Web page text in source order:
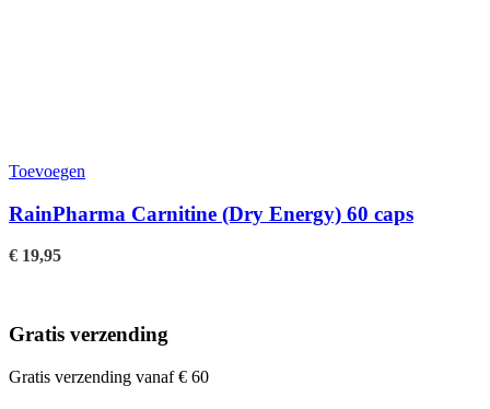
Toevoegen
RainPharma Carnitine (Dry Energy) 60 caps
€ 19,95
Gratis verzending
Gratis verzending vanaf € 60